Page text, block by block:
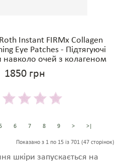
Instant FIRMx Collagen
Eye Patches - Підтягуючі
навколо очей з колагеном
1850 грн
6 7 8 9 > >|
Показано з 1 по 15 із 701 (47 сторінок)
шкіри запускається на